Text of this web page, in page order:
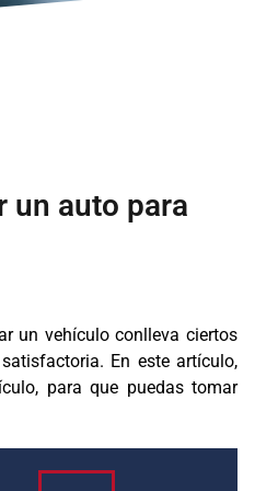
un auto para
un vehículo conlleva ciertos
En este artículo,
para que puedas tomar